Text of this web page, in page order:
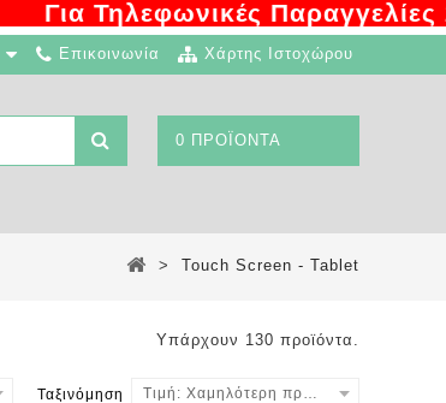
Για Τηλεφωνικές Παραγγελίες
Επικοινωνία Χάρτης Ιστοχώρου
0 ΠΡΟΪΌΝΤΑ
> Touch Screen - Tablet
Υπάρχουν 130 προϊόντα.
Ταξινόμηση Τιμή: Χαμηλότερη πρώτα